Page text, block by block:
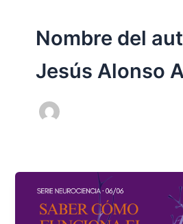
Nombre del
Jesús Alonso